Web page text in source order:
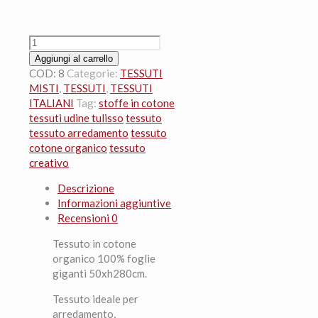
Tessuto
in
cotone
organico
100%
foglie
giganti
50xh280cm.
quantità
Aggiungi al carrello
COD: 8 Categorie: TESSUTI
MISTI, TESSUTI, TESSUTI
ITALIANI Tag: stoffe in cotone
tessuti udine tulisso tessuto
tessuto arredamento tessuto
cotone organico tessuto
creativo
Descrizione
Informazioni aggiuntive
Recensioni 0
Tessuto in cotone
organico 100% foglie
giganti 50xh280cm.
Tessuto ideale per
arredamento,